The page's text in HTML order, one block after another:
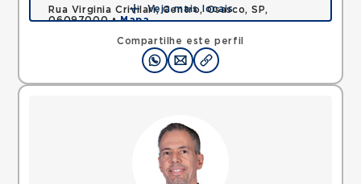
Compartilhe este perfil
Rua Virginia Crivilari, Centro, Osasco, SP,
06097000 •Mapa
Veja mais locais